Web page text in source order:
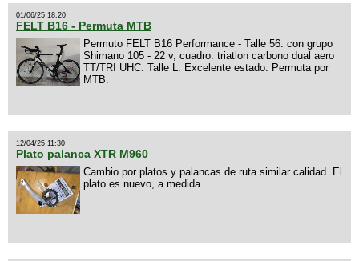
01/06/25 18:20
FELT B16 - Permuta MTB
Permuto FELT B16 Performance - Talle 56. con grupo
Shimano 105 - 22 v, cuadro: triatlon carbono dual aero
TT/TRI UHC. Talle L. Excelente estado. Permuta por
MTB.
12/04/25 11:30
Plato palanca XTR M960
Cambio por platos y palancas de ruta similar calidad. El
plato es nuevo, a medida.